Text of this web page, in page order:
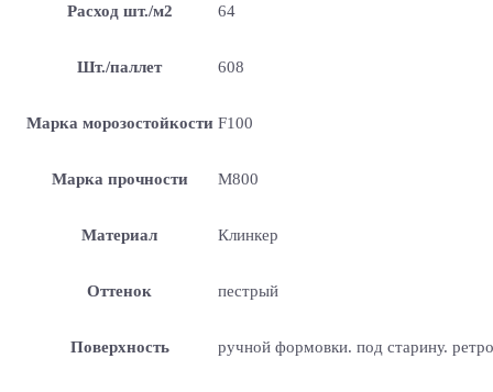
Расход шт./м2 64
Шт./паллет 608
Марка морозостойкости F100
Марка прочности М800
Материал Клинкер
Оттенок пестрый
Поверхность ручной формовки. под старину. ретро